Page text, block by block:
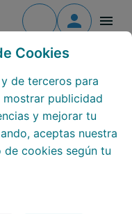
CURSO:
de acciones
empleo
Cookies
de terceros para
publicidad
y mejorar tu
aceptas nuestra
de cookies según tu